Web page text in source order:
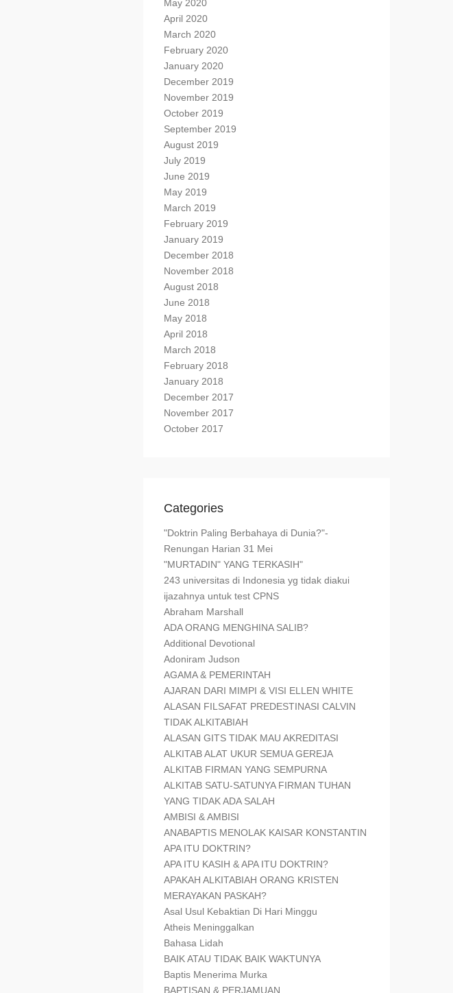
May 2020
April 2020
March 2020
February 2020
January 2020
December 2019
November 2019
October 2019
September 2019
August 2019
July 2019
June 2019
May 2019
March 2019
February 2019
January 2019
December 2018
November 2018
August 2018
June 2018
May 2018
April 2018
March 2018
February 2018
January 2018
December 2017
November 2017
October 2017
Categories
"Doktrin Paling Berbahaya di Dunia?"-
Renungan Harian 31 Mei
"MURTADIN" YANG TERKASIH"
243 universitas di Indonesia yg tidak diakui
ijazahnya untuk test CPNS
Abraham Marshall
ADA ORANG MENGHINA SALIB?
Additional Devotional
Adoniram Judson
AGAMA & PEMERINTAH
AJARAN DARI MIMPI & VISI ELLEN WHITE
ALASAN FILSAFAT PREDESTINASI CALVIN
TIDAK ALKITABIAH
ALASAN GITS TIDAK MAU AKREDITASI
ALKITAB ALAT UKUR SEMUA GEREJA
ALKITAB FIRMAN YANG SEMPURNA
ALKITAB SATU-SATUNYA FIRMAN TUHAN
YANG TIDAK ADA SALAH
AMBISI & AMBISI
ANABAPTIS MENOLAK KAISAR KONSTANTIN
APA ITU DOKTRIN?
APA ITU KASIH & APA ITU DOKTRIN?
APAKAH ALKITABIAH ORANG KRISTEN
MERAYAKAN PASKAH?
Asal Usul Kebaktian Di Hari Minggu
Atheis Meninggalkan
Bahasa Lidah
BAIK ATAU TIDAK BAIK WAKTUNYA
Baptis Menerima Murka
BAPTISAN & PERJAMUAN